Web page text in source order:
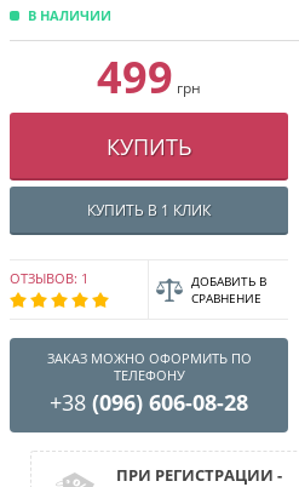
В НАЛИЧИИ
499 грн
КУПИТЬ
КУПИТЬ В 1 КЛИК
ОТЗЫВОВ: 1
ДОБАВИТЬ В
СРАВНЕНИЕ
ЗАКАЗ МОЖНО ОФОРМИТЬ ПО
ТЕЛЕФОНУ
+38 (096) 606-08-28
ПРИ РЕГИСТРАЦИИ -